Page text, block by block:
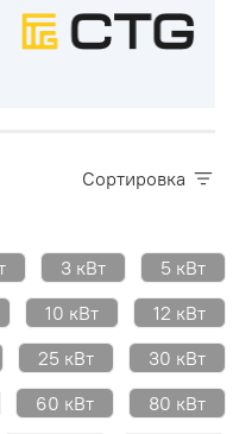
Сортировка
3 кВт
5 кВт
10 кВт
12 кВт
25 кВт
30 кВт
60 кВт
80 кВт